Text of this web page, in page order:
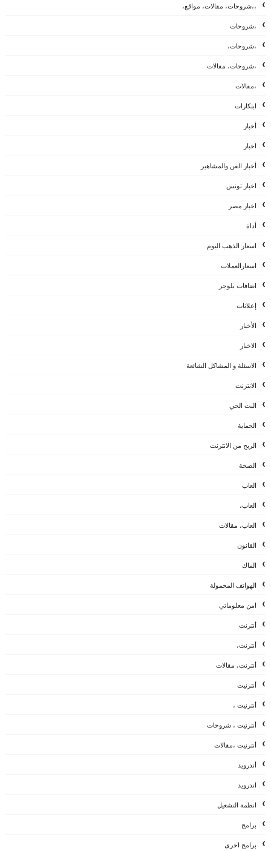
،،شروحات، مقالات، مواقع،
،شروحات
،شروحات،
،شروحات، مقالات
،مقالات
ابتكارات
أخبار
اخبار
أخبار الفن والمشاهير
اخبار تونس
اخبار مصر
أداة
اسعار الذهب اليوم
اسعارالعملات
اضافات بلوجر
إعلانات
الأخبار
الاخبار
الاسئلة و المشاكل الشائعة
الانترنت
البث الحي
الحماية
الربح من الانترنت
الصحة
العاب
العاب،
العاب، مقالات
القانون
الماك
الهواتف المحمولة
امن معلوماتي
أنترنت
أنترنت،
أنترنت، مقالات
أنترنيت
أنترنيت ،
أنترنيت ، شروحات
أنترنيت ،مقالات
أندرويد
اندرويد
انظمة التشغيل
برامج
برامج اخرى